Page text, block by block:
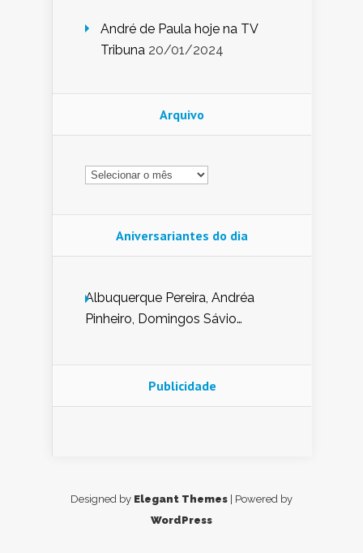
André de Paula hoje na TV
Tribuna 20/01/2024
Arquivo
Arquivo
Aniversariantes do dia
Albuquerque Pereira, Andréa
Pinheiro, Domingos Sávio
Nunes de Sena, Fátima Peixoto,
Glória Pereira, Kátia Mesel,
Publicidade
Designed by Elegant Themes | Powered by
WordPress